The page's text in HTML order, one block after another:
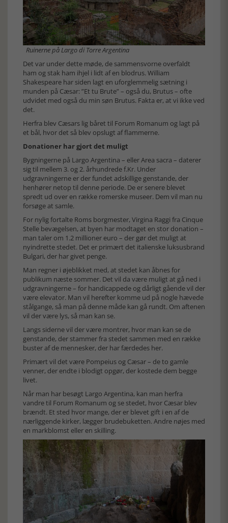
Ruinerne på Largo di Torre Argentina
Det var under dette møde, de sammensvorne overfaldt
ham og stak ham ihjel i lidt af en blodrus. William
Shakespeare har siden lagt en uforglemmelig sætning i
munden på Cæsar: ”Et tu Brute” – også du, Brutus – ofte
udvidet med også du min søn Brutus. Fakta er, at vi ikke ved
det.
Herfra blev Cæsars lig båret til Forum Romanum og lagt på
et bål, hvor det så blev opslugt af flammerne.
Donationer har gjort det muligt
Bygningerne på Largo Argentina – eller Area sacra – daterer
sig til mellem 3. og 2. århundrede f.Kr. Under
udgravningerne er der fundet adskillige genstande, der
henhører netop til denne periode. De er senere blevet
spredt ud over en række romerske museer. Dem vil man nu
forsøge at samle.
For nylig fortalte Roms borgmester, Virgina Raggi fra Cinque
Stelle bevægelsen, at byen har modtaget en stor donation –
man taler om 1.2 millioner euro – der gør det muligt at
nyindrette stedet. Det er primært det italienske luksusbrand
Bulgari, der har givet penge.
Man regner i øjeblikket med, at stedet kan åbnes for
publikum næste sommer. Det vil da være muligt at gå ned i
udgravningerne – for handicappede og dårligt gående vil der
være elevator. Man vil herefter komme ud på nogle hævede
stålgange, så man på denne måde kan gå rundt. Om aftenen
vil der være lys, så man kan se.
Langs siderne vil der være montrer, hvor man kan se de
genstande, der stammer fra stedet sammen med en række
buster af de mennesker, der har færdedes her.
Primært vil det være Pompeius og Cæsar – de to gamle
venner, der endte i blodigt opgør, der kostede dem begge
livet.
Når man har besøgt Largo Argentina, kan man herfra
vandre til Forum Romanum og se stedet, hvor Cæsar blev
brændt. Et sted hvor mange, der er blevet gift i en af de
nærliggende kirker, lægger brudebuketten. Andre nøjes med
en markblomst eller en skilling.